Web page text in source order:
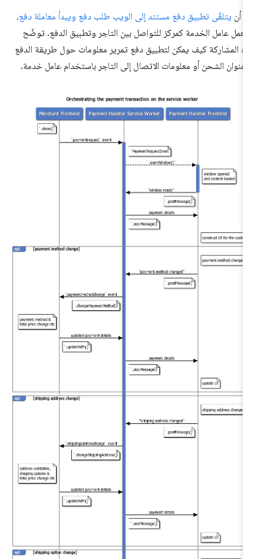
يتلقّى تطبيق دفع مستند إلى الويب طلب دفع ويبدأ معاملة دفع ،
عامل الخدمة كمركز للتواصل بين التاجر وتطبيق الدفع. توضّح
المشاركة كيف يمكن لتطبيق دفع تمرير معلومات حول طريقة الدفع
عنوان الشحن أو معلومات الاتصال إلى التاجر باستخدام عامل خدمة.